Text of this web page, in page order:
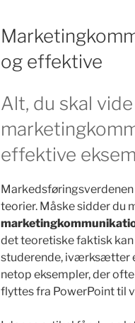
og effektive
Alt, du skal
effektive
teorier. Måske sidder du
det teoretiske faktisk
studerende, iværksætter
netop eksempler, der
flyttes fra PowerPoint til